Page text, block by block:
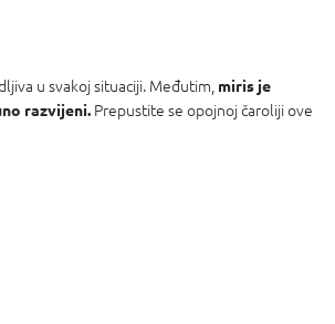
u svakoj situaciji. Međutim, miris je
razvijeni. Prepustite se opojnoj čaroliji ove